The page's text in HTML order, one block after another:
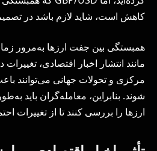
کاهش است، شاید لازم باشد در
همبستگی بین جفت ارزها به‌مرور
مانند انتشار اخبار اقتصادی،
مرکزی و تحولات جهانی می‌توانند
شوند. بنابراین، معامله‌گران باید
ارزها را بررسی کنند تا از تغییرات